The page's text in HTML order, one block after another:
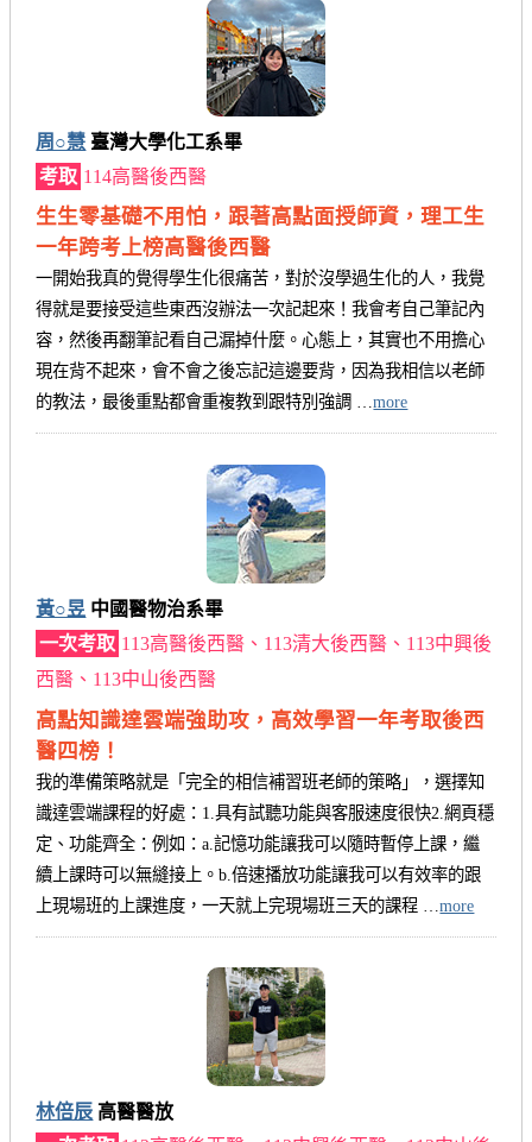
周○慧 臺灣大學化工系畢
考取 114高醫後西醫
生生零基礎不用怕，跟著高點面授師資，理工生
一年跨考上榜高醫後西醫
一開始我真的覺得學生化很痛苦，對於沒學過生化的人，我覺
得就是要接受這些東西沒辦法一次記起來！我會考自己筆記內
容，然後再翻筆記看自己漏掉什麼。心態上，其實也不用擔心
現在背不起來，會不會之後忘記這邊要背，因為我相信以老師
的教法，最後重點都會重複教到跟特別強調 …more
黃○昱 中國醫物治系畢
一次考取 113高醫後西醫、113清大後西醫、113中興後
西醫、113中山後西醫
高點知識達雲端強助攻，高效學習一年考取後西
醫四榜！
我的準備策略就是「完全的相信補習班老師的策略」，選擇知
識達雲端課程的好處：1.具有試聽功能與客服速度很快2.網頁穩
定、功能齊全：例如：a.記憶功能讓我可以隨時暫停上課，繼
續上課時可以無縫接上。b.倍速播放功能讓我可以有效率的跟
上現場班的上課進度，一天就上完現場班三天的課程 …more
林倍辰 高醫醫放